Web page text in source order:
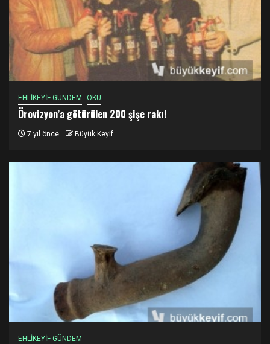
EHLİKEYİF GÜNDEM OKU
Örovizyon’a götürülen 200 şişe rakı!
7 yıl önce Büyük Keyif
EHLİKEYİF GÜNDEM